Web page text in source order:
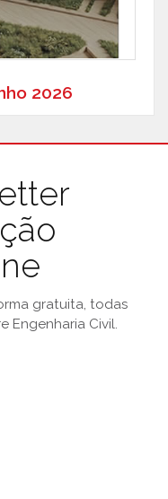
2026
gratuita, todas
Engenharia Civil.